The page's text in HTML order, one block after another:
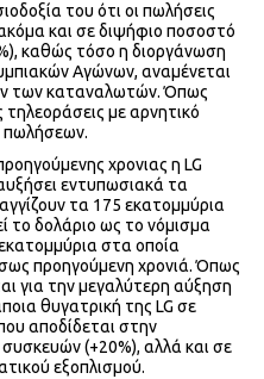
του ότι οι πωλήσεις
και σε διψήφιο ποσοστό
καθώς τόσο η διοργάνωση
Αγώνων, αναμένεται
των καταναλωτών. Όπως
τηλεοράσεις με αρνητικό
πωλήσεων.
χρονιας η LG
εντυπωσιακά τα
τα 175 εκατομμύρια
το δολάριο ως το νόμισμα
στα οποία
προηγούμενη χρονιά. Όπως
για την μεγαλύτερη αύξηση
θυγατρική της LG σε
αποδίδεται στην
συσκευών (+20%), αλλά και σε
εξοπλισμού.